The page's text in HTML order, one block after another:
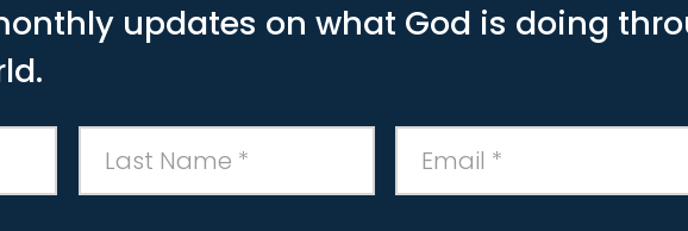
updates on what God is doing